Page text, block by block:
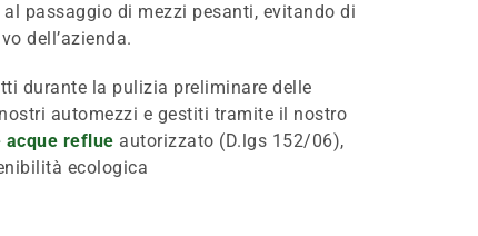
passaggio di mezzi pesanti, evitando di
dell’azienda.
durante la pulizia preliminare delle
automezzi e gestiti tramite il nostro
acque reflue autorizzato (D.lgs 152/06),
ecologica